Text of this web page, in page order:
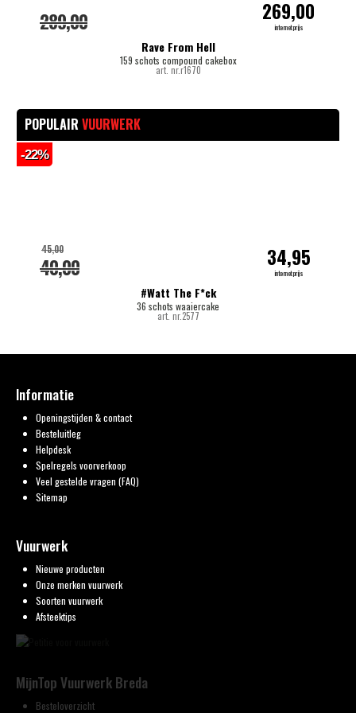
Rave From Hell
159 schots compound cakebox
art. nr.r1670
289,00 269,00
internetprijs
POPULAIR VUURWERK
#Watt The F*ck
36 schots waaiercake
art. nr.2577
40,00
45,00 34,95
internetprijs
-22%
Informatie
Openingstijden & contact
Besteluitleg
Helpdesk
Spelregels voorverkoop
Veel gestelde vragen (FAQ)
Sitemap
Vuurwerk
Nieuwe producten
Onze merken vuurwerk
Soorten vuurwerk
Afsteektips
MijnTop Vuurwerk Breda
Besteloverzicht